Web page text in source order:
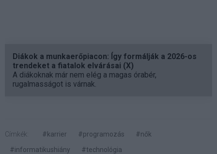
Diákok a munkaerőpiacon: Így formálják a 2026-os
trendeket a fiatalok elvárásai (X)
A diákoknak már nem elég a magas órabér,
rugalmasságot is várnak.
Címkék: #karrier #programozás
#nők
#informatikushiány
#technológia